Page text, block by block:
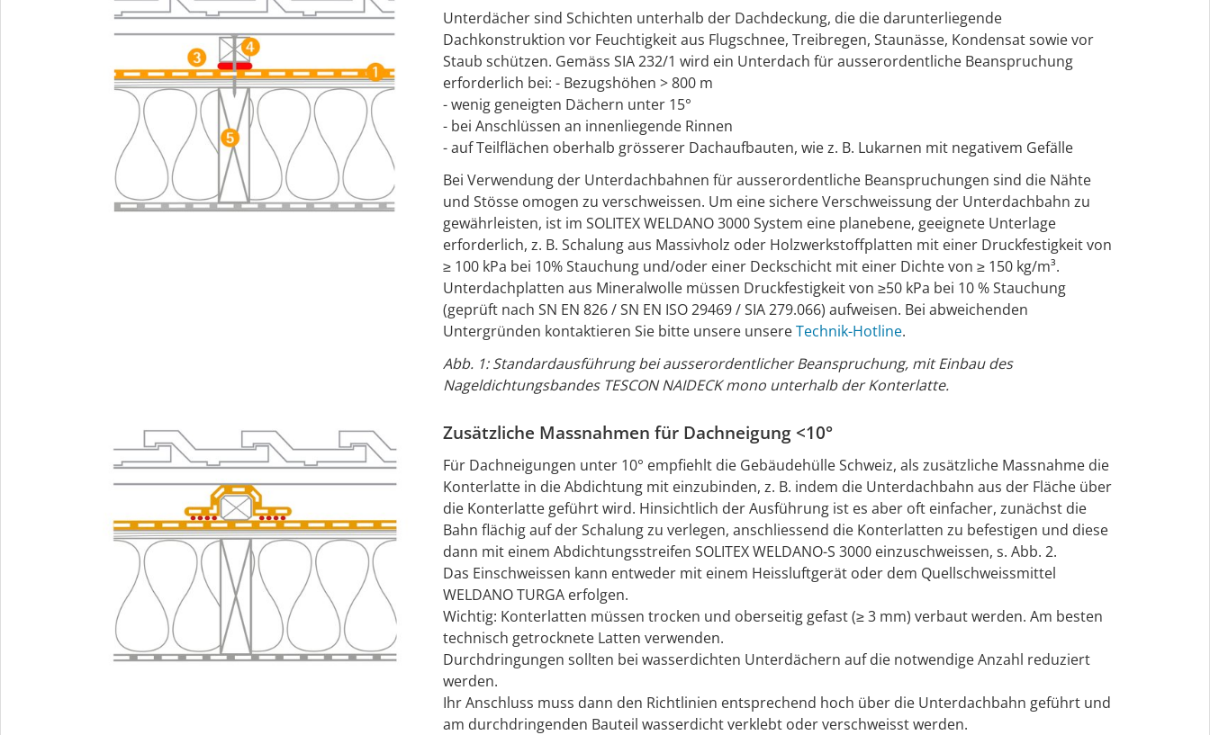
Unterdächer sind Schichten unterhalb der Dachdeckung, die die darunterliegende
Dachkonstruktion vor Feuchtigkeit aus Flugschnee, Treibregen, Staunässe, Kondensat sowie vor
Staub schützen. Gemäss SIA 232/1 wird ein Unterdach für ausserordentliche Beanspruchung
erforderlich bei: - Bezugshöhen > 800 m
- wenig geneigten Dächern unter 15°
- bei Anschlüssen an innenliegende Rinnen
- auf Teilflächen oberhalb grösserer Dachaufbauten, wie z. B. Lukarnen mit negativem Gefälle
Bei Verwendung der Unterdachbahnen für ausserordentliche Beanspruchungen sind die Nähte
und Stösse omogen zu verschweissen. Um eine sichere Verschweissung der Unterdachbahn zu
gewährleisten, ist im SOLITEX WELDANO 3000 System eine planebene, geeignete Unterlage
erforderlich, z. B. Schalung aus Massivholz oder Holzwerkstoffplatten mit einer Druckfestigkeit von
≥ 100 kPa bei 10% Stauchung und/oder einer Deckschicht mit einer Dichte von ≥ 150 kg/m³.
Unterdachplatten aus Mineralwolle müssen Druckfestigkeit von ≥50 kPa bei 10 % Stauchung
(geprüft nach SN EN 826 / SN EN ISO 29469 / SIA 279.066) aufweisen. Bei abweichenden
Untergründen kontaktieren Sie bitte unsere unsereTechnik-Hotline.
Abb. 1: Standardausführung bei ausserordentlicher Beanspruchung, mit Einbau des
Nageldichtungsbandes TESCON NAIDECK mono unterhalb der Konterlatte.
Zusätzliche Massnahmen für Dachneigung <10°
Für Dachneigungen unter 10° empfiehlt die Gebäudehülle Schweiz, als zusätzliche Massnahme die
Konterlatte in die Abdichtung mit einzubinden, z. B. indem die Unterdachbahn aus der Fläche über
die Konterlatte geführt wird. Hinsichtlich der Ausführung ist es aber oft einfacher, zunächst die
Bahn flächig auf der Schalung zu verlegen, anschliessend die Konterlatten zu befestigen und diese
dann mit einem Abdichtungsstreifen SOLITEX WELDANO-S 3000 einzuschweissen, s. Abb. 2.
Das Einschweissen kann entweder mit einem Heissluftgerät oder dem Quellschweissmittel
WELDANO TURGA erfolgen.
Wichtig: Konterlatten müssen trocken und oberseitig gefast (≥ 3 mm) verbaut werden. Am besten
technisch getrocknete Latten verwenden.
Durchdringungen sollten bei wasserdichten Unterdächern auf die notwendige Anzahl reduziert
werden.
Ihr Anschluss muss dann den Richtlinien entsprechend hoch über die Unterdachbahn geführt und
am durchdringenden Bauteil wasserdicht verklebt oder verschweisst werden.